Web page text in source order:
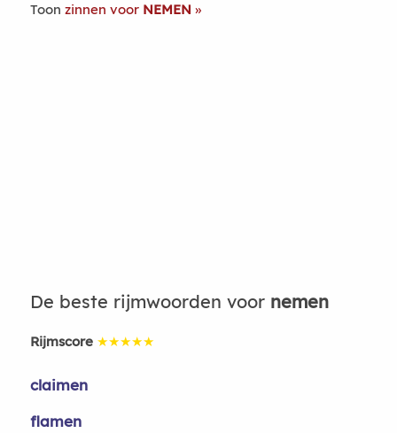
Toon zinnen voor NEMEN
De beste rijmwoorden voor nemen
Rijmscore ★★★★★
claimen
flamen